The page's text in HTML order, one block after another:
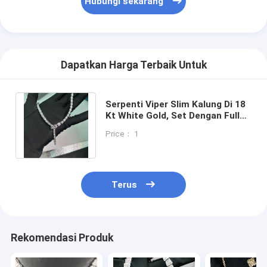
Dapatkan Harga Terbaik Untuk
Serpenti Viper Slim Kalung Di 18
Kt White Gold, Set Dengan Full
Tinggi
Price： 1
Terus
Rekomendasi Produk